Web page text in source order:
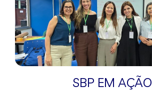
SBP EM AÇÃO